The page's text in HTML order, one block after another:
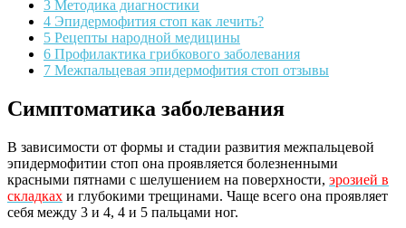
3 Методика диагностики
4 Эпидермофития стоп как лечить?
5 Рецепты народной медицины
6 Профилактика грибкового заболевания
7 Межпальцевая эпидермофития стоп отзывы
Симптоматика заболевания
В зависимости от формы и стадии развития межпальцевой
эпидермофитии стоп она проявляется болезненными
красными пятнами с шелушением на поверхности, эрозией в
складках и глубокими трещинами. Чаще всего она проявляет
себя между 3 и 4, 4 и 5 пальцами ног.